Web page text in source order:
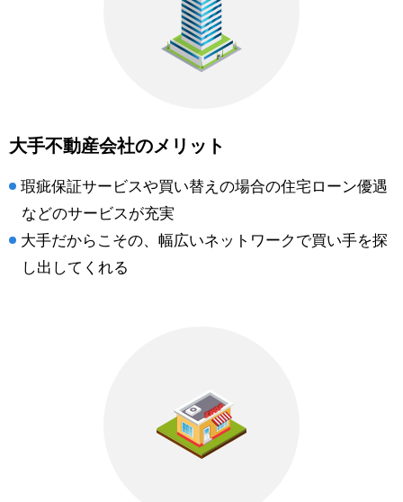
大手不動産会社のメリット
瑕疵保証サービスや買い替えの場合の住宅ローン優遇
などのサービスが充実
大手だからこその、幅広いネットワークで買い手を探
し出してくれる